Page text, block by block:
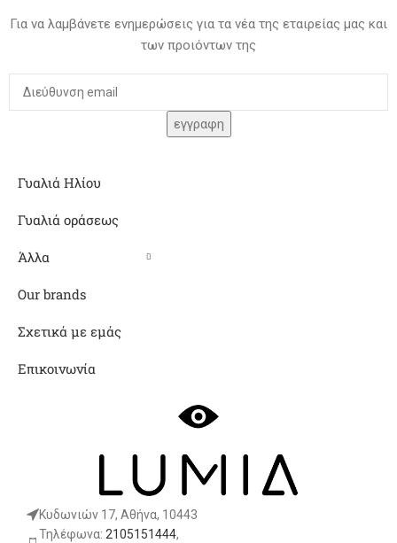
Για να λαμβάνετε ενημερώσεις για τα νέα της εταιρείας μας και
των προιόντων της
Γυαλιά Ηλίου
Γυαλιά οράσεως
Άλλα
Our brands
Σχετικά με εμάς
Επικοινωνία
Κυδωνιών 17, Αθήνα, 10443
Τηλέφωνα: 2105151444,